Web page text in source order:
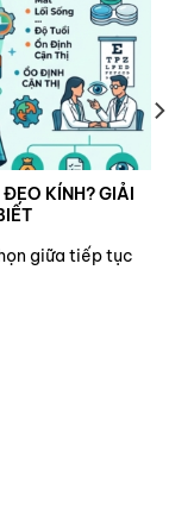
ĐEO KÍNH? GIẢI
giữa tiếp tục